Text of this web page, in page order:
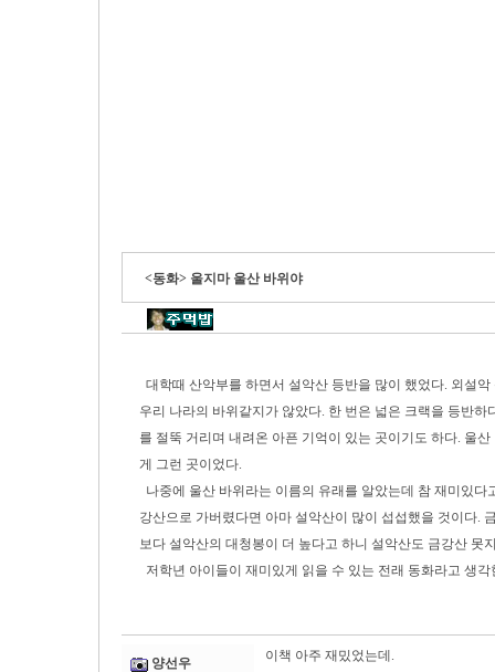
<동화> 울지마 울산 바위야
대학때 산악부를 하면서 설악산 등반을 많이 했었다. 외설
우리 나라의 바위같지가 않았다. 한 번은 넓은 크랙을 등반
를 절뚝 거리며 내려온 아픈 기억이 있는 곳이기도 하다. 울
게 그런 곳이었다.
나중에 울산 바위라는 이름의 유래를 알았는데 참 재미있
강산으로 가버렸다면 아마 설악산이 많이 섭섭했을 것이다.
보다 설악산의 대청봉이 더 높다고 하니 설악산도 금강산 못
저학년 아이들이 재미있게 읽을 수 있는 전래 동화라고 생각
양선우 이책 아주 재밌었는데.